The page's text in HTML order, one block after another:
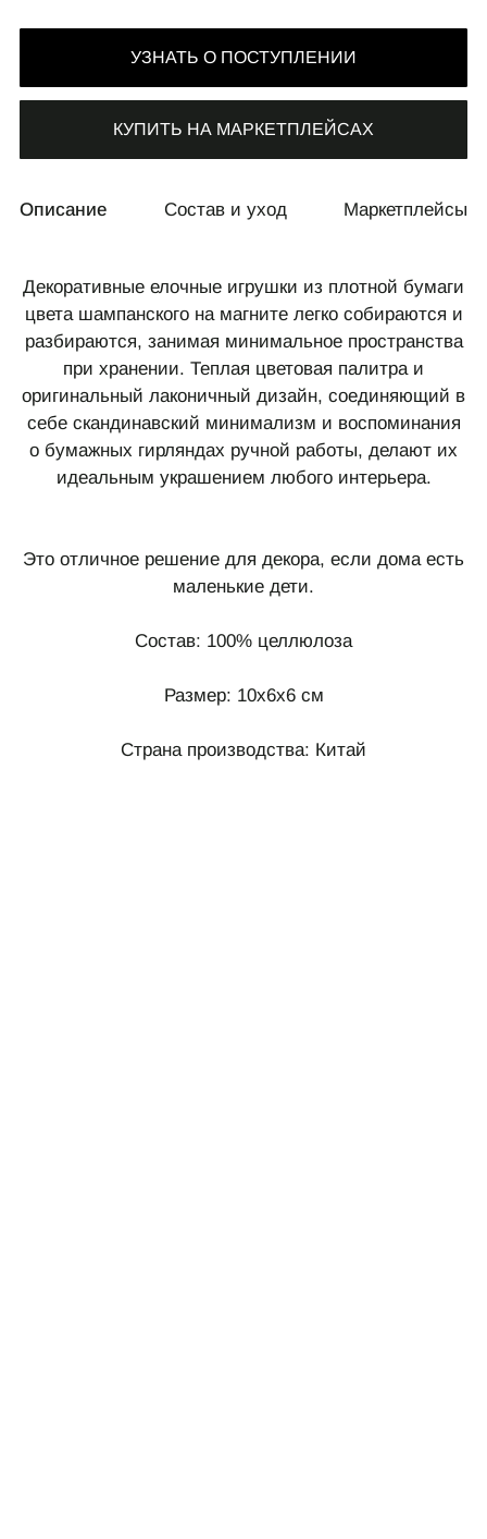
УЗНАТЬ О ПОСТУПЛЕНИИ
КУПИТЬ НА МАРКЕТПЛЕЙСАХ
Описание Состав и уход Маркетплейсы
Декоративные елочные игрушки из плотной бумаги
цвета шампанского на магните легко собираются и
разбираются, занимая минимальное пространства
при хранении. Теплая цветовая палитра и
оригинальный лаконичный дизайн, соединяющий в
себе скандинавский минимализм и воспоминания
о бумажных гирляндах ручной работы, делают их
идеальным украшением любого интерьера.
Это отличное решение для декора, если дома есть
маленькие дети.
Состав: 100% целлюлоза
Размер: 10x6x6 см
Страна производства: Китай
СВЯЗАТЬСЯ С НАМИ
Телеграм